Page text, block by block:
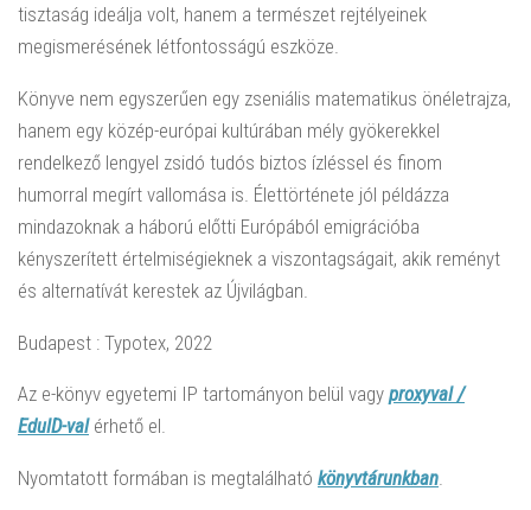
tisztaság ideálja volt, hanem a természet rejtélyeinek
megismerésének létfontosságú eszköze.
Könyve nem egyszerűen egy zseniális matematikus önéletrajza,
hanem egy közép-európai kultúrában mély gyökerekkel
rendelkező lengyel zsidó tudós biztos ízléssel és finom
humorral megírt vallomása is. Élettörténete jól példázza
mindazoknak a háború előtti Európából emigrációba
kényszerített értelmiségieknek a viszontagságait, akik reményt
és alternatívát kerestek az Újvilágban.
Budapest : Typotex, 2022
Az e-könyv egyetemi IP tartományon belül vagy proxyval /
EduID-valérhető el.
Nyomtatott formában is megtalálható könyvtárunkban.